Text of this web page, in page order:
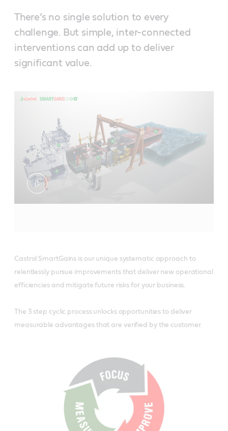
There’s no single solution to every
challenge. But simple, inter-connected
interventions can add up to deliver
significant value.
Castrol SmartGains is our unique systematic approach to
relentlessly pursue improvements that deliver new operational
efficiencies and mitigate future risks for your business.
The 3 step cyclic process unlocks opportunities to deliver
measurable advantages that are verified by the customer.